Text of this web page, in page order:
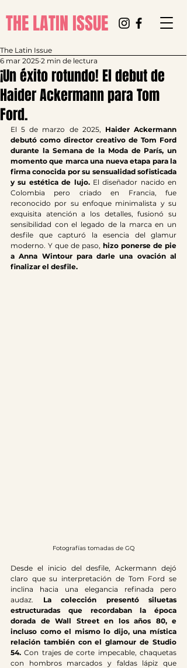
THE LATIN ISSUE
¡Un éxito rotundo! El debut de
Haider Ackermann para Tom
Ford.
The Latin Issue
6 mar 2025 2 min de lectura
El 5 de marzo de 2025, Haider Ackermann
debutó como director creativo de Tom Ford
durante la Semana de la Moda de París, un
momento que marca una nueva etapa para la
firma conocida por su sensualidad sofisticada
y su estética de lujo. El diseñador nacido en
Colombia pero criado en Francia, fue
reconocido por su enfoque minimalista y su
exquisita atención a los detalles, fusionó su
sensibilidad con el legado de la marca en un
desfile que capturó la esencia del glamur
moderno. Y que de paso, hizo ponerse de pie
a Anna Wintour para darle una ovación al
finalizar el desfile.
Fotografías tomadas de GQ
Desde el inicio del desfile, Ackermann dejó
claro que su interpretación de Tom Ford se
inclina hacia una elegancia refinada pero
audaz. La colección presentó siluetas
estructuradas que recordaban la época
dorada de Wall Street en los años 80, e
incluso como el mismo lo dijo, una mística
relación también con el glamour de Studio
54. Con trajes de corte impecable, chaquetas
con hombros marcados y faldas lápiz que